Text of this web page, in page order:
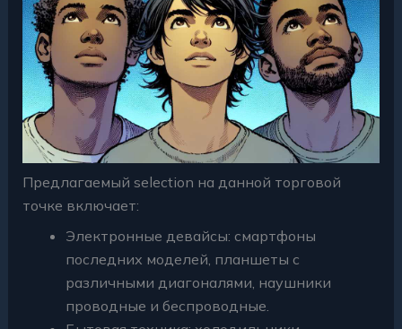
Предлагаемый selection на данной торговой
точке включает:
Электронные девайсы: смартфоны
последних моделей, планшеты с
различными диагоналями, наушники
проводные и беспроводные.